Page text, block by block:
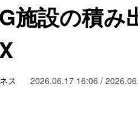
施設の積
ス 2026.06.17 16:06 /